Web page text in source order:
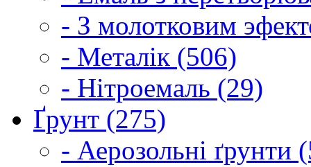
- З молотковим
- Металік (506)
- Нітроемаль (29)
Ґрунт (275)
- Аерозольні ґрунти